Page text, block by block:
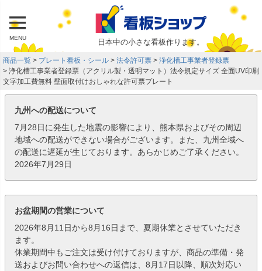
MENU 日本中の小さな看板作ります。
商品一覧 プレート看板・シール 法令許可票
浄化槽工事業者登録票
浄化槽工事業者登録票（アクリル製・透明マット）法令規定サイズ 全面UV印刷
文字加工費無料 壁面取付けおしゃれな許可票プレート
九州への配送について
7月28日に発生した地震の影響により、熊本県およびその周辺
地域への配送ができない場合がございます。また、九州全域へ
の配送に遅延が生じております。あらかじめご了承ください。
2026年7月29日
お盆期間の営業について
2026年8月11日から8月16日まで、夏期休業とさせていただき
ます。
休業期間中もご注文は受け付けておりますが、商品の準備・発
送およびお問い合わせへの返信は、8月17日以降、順次対応い